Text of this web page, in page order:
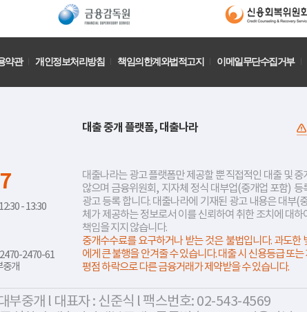
약관 개인정보처리방침 책임의한계와법적고지 이메일무단수집거부
- 13:30
2470-61
중개
대출 중개 플랫폼, 대출나라
대출나라는 광고 플랫폼만 제공할 뿐 직접적인 대출 및 중
않으며 금융위원회, 지자체 정식 대부업(중개업 포함) 등
광고 등록 합니다. 대출나라에 기재된 광고 내용은 대부(
체가 제공하는 정보로서 이를 신뢰하여 취한 조치에 대하
책임을 지지 않습니다.
중개수수료를 요구하거나 받는 것은 불법입니다. 과도한
에게 큰 불행을 안겨줄 수 있습니다. 대출 시 신용등급 또는
평점 하락으로 다른 금융거래가 제약받을 수 있습니다.
부중개 l 대표자 : 신준식 l 팩스번호: 02-543-4569